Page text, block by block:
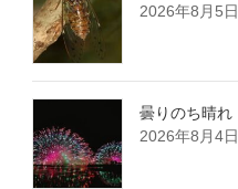
2026年8月5日
曇りのち晴れ
2026年8月4日